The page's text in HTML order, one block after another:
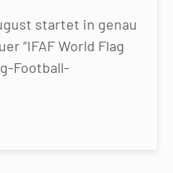
startet in genau
“IFAF World Flag
Football-